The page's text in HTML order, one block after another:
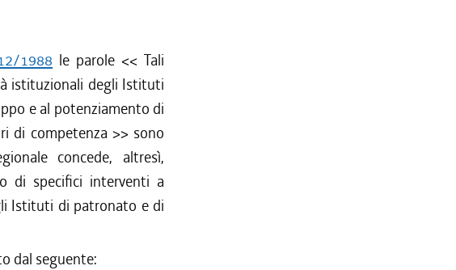
1988 le parole << Tali
istituzionali degli Istituti
e al potenziamento di
di competenza >> sono
concede, altresì,
di specifici interventi a
Istituti di patronato e di
dal seguente: